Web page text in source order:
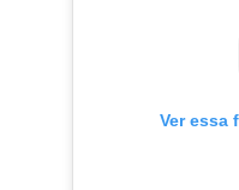
Ver essa